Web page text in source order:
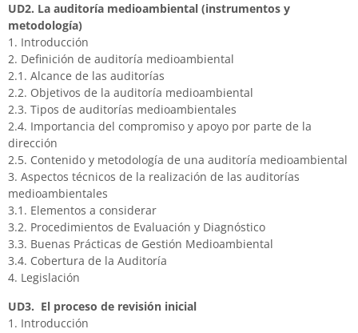
UD2. La auditoría medioambiental (instrumentos y
metodología)
1. Introducción
2. Definición de auditoría medioambiental
2.1. Alcance de las auditorías
2.2. Objetivos de la auditoría medioambiental
2.3. Tipos de auditorías medioambientales
2.4. Importancia del compromiso y apoyo por parte de la
dirección
2.5. Contenido y metodología de una auditoría medioambiental
3. Aspectos técnicos de la realización de las auditorías
medioambientales
3.1. Elementos a considerar
3.2. Procedimientos de Evaluación y Diagnóstico
3.3. Buenas Prácticas de Gestión Medioambiental
3.4. Cobertura de la Auditoría
4. Legislación
UD3. El proceso de revisión inicial
1. Introducción